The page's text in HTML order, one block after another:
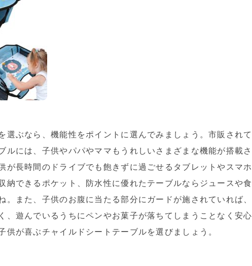
選ぶなら、機能性をポイントに選んでみましょう。市販されて
ルには、子供やパパやママもうれしいさまざまな機能が搭載さ
が長時間のドライブでも飽きずに過ごせるタブレットやスマホ
納できるポケット、防水性に優れたテーブルならジュースや食
。また、子供のお腹に当たる部分にガードが施されていれば、
、遊んでいるうちにペンやお菓子が落ちてしまうことなく安心
供が喜ぶチャイルドシートテーブルを選びましょう。